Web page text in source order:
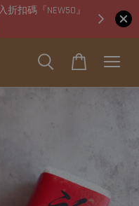
扣碼『NEW50』
即日